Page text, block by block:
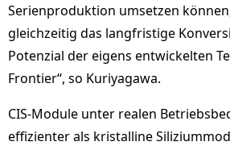
Serienproduktion umsetzen
gleichzeitig das langfristige
Potenzial der eigens entwickelten
Frontier“, so Kuriyagawa.
CIS-Module unter realen
effizienter als kristalline